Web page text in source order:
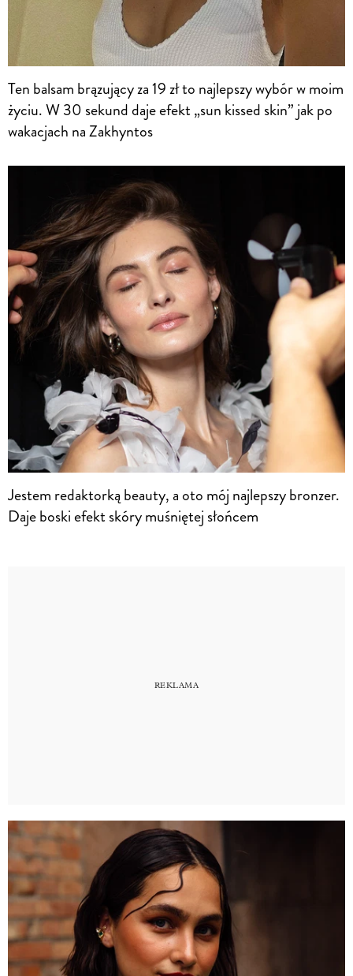
Ten balsam brązujący za 19 zł to najlepszy wybór w moim
życiu. W 30 sekund daje efekt „sun kissed skin” jak po
wakacjach na Zakhyntos
Jestem redaktorką beauty, a oto mój najlepszy bronzer.
Daje boski efekt skóry muśniętej słońcem